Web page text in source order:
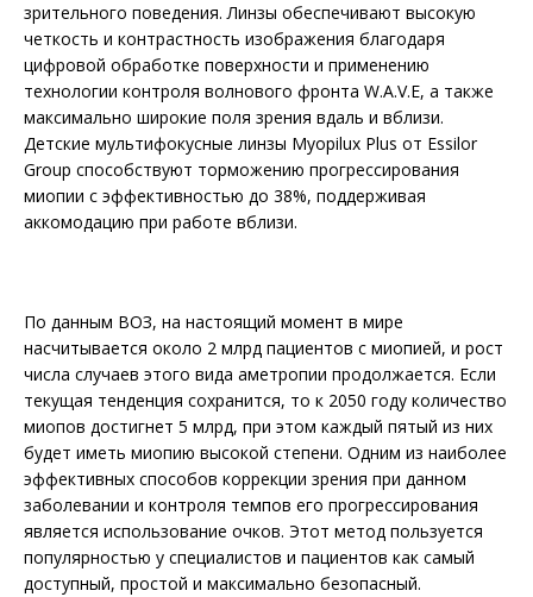
зрительного поведения. Линзы обеспечивают высокую
четкость и контрастность изображения благодаря
цифровой обработке поверхности и применению
технологии контроля волнового фронта W.A.V.E, а также
максимально широкие поля зрения вдаль и вблизи.
Детские мультифокусные линзы Myopilux Plus от Essilor
Group способствуют торможению прогрессирования
миопии с эффективностью до 38%, поддерживая
аккомодацию при работе вблизи.
По данным ВОЗ, на настоящий момент в мире
насчитывается около 2 млрд пациентов с миопией, и рост
числа случаев этого вида аметропии продолжается. Если
текущая тенденция сохранится, то к 2050 году количество
миопов достигнет 5 млрд, при этом каждый пятый из них
будет иметь миопию высокой степени. Одним из наиболее
эффективных способов коррекции зрения при данном
заболевании и контроля темпов его прогрессирования
является использование очков. Этот метод пользуется
популярностью у специалистов и пациентов как самый
доступный, простой и максимально безопасный.